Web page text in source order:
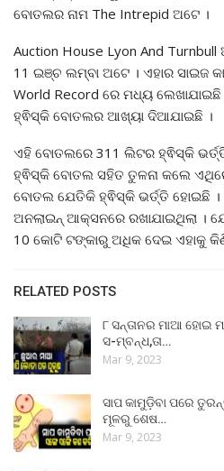
ବୋତଲର ନାମ The Intrepid ଅଟେ ।
Auction House Lyon And
11 ଇଞ୍ଚ ଲମ୍ବା ଅଟେ । ଏହାର ସାଇଜ
World Record ରେ ମଧ୍ୟ
ହ୍ଵିସ୍କି ବୋତଲର ଆଖ୍ୟା ଦିଆଯାଇଛି ।
ଏହି ବୋତଲରେ 311 ଲିଟର ହ୍ଵିସ୍କି
ହ୍ଵିସ୍କି ବୋତଲ ସହିତ ତୁଳନା କଲେ
ବୋତଲ ଯେତିକି ହ୍ଵିସ୍କି ଭର୍ତ୍ତି ହୋଇଛି
ଅନଲାଇନ୍ ଆକ୍ସନରେ ରଖାଯାଇଥିଲା ।
10 କୋଟି ଟଙ୍କାରୁ ଅଧିକ ଦେଇ ଏହାକୁ
RELATED POSTS
୮ ସନ୍ତାନର ମାଆ ହୋଇ
ସ-ମ୍ବନ୍ଧ,ତା…
Mar 9, 2023
ସାପ କାମୁଡ଼ିବା ପରେ
ମୂଳରୁ ଶେଷ…
Mar 9, 2023